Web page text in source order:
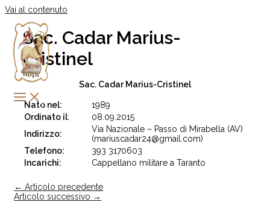
Vai al contenuto
Sac. Cadar Marius-
Cristinel
Sac. Cadar Marius-Cristinel
Nato nel:
1989
Ordinato il:
08.09.2015
Indirizzo:
Via Nazionale – Passo di Mirabella (AV)
(mariuscadar24@gmail.com)
Telefono:
393 3170603
Incarichi:
Cappellano militare a Taranto
← Articolo precedente
Articolo successivo →